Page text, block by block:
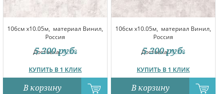
106см x10.05м, материал Винил,
Россия
Доставка:12.08
КУПИТЬ В 1 КЛИК
5 200 руб.
В корзину
106см x10.05м, материал Винил,
Россия
Доставка:12.08
КУПИТЬ В 1 КЛИК
5 200 руб.
В корзину